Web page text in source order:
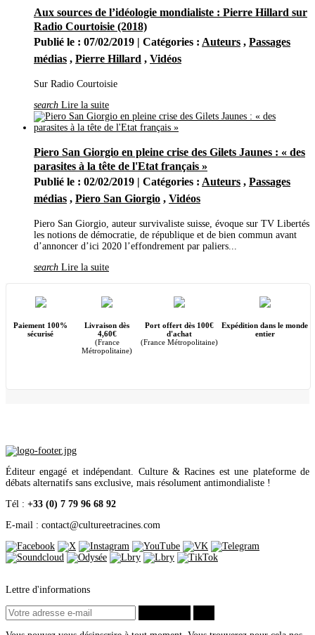
Janvier(37)
2021(401)
Décembre(46)
Novembre(42)
Octobre (31)
Août
(28)
Juillet(19)
Juin(35)
Mai(46)
Avril(40)
Mars(34)
Février
(20)
Janvier(23)
2020(209)
Décembre(21)
Novembre
(25)
Octobre(28)
Août(11)
Juillet(17)
Juin(19)
Avril(29)
Janvier(3)
Décembre(1)
Novembre
Octobre(4)
Janvier
Décembre(2)
Novembre(2)
Août(1)
Juin(2)
Mai(1)
Avril(2)
Janvier(1)
Décembre
Septembre
Août(1)
Juin(1)
Mai (1)
Aux sources de l’idéologie mondialiste : Pierre Hillard sur
Radio Courtoisie (2018)
Publié le : 07/02/2019 | Catégories : Auteurs , Passages
médias , Pierre Hillard , Vidéos
Sur Radio Courtoisie
search Lire la suite
Piero San Giorgio en pleine crise des Gilets Jaunes : « des
parasites à la tête de l'Etat français »
Publié le : 02/02/2019 | Catégories : Auteurs , Passages
médias , Piero San Giorgio , Vidéos
Piero San Giorgio, auteur survivaliste suisse, évoque sur TV Libertés
les notions de démocratie, de république et de bien commun avant
d’annoncer d’ici 2020 l’effondrement par paliers...
search Lire la suite
Paiement 100%
sécurisé
Livraison dès
4,60€
(France
Métropolitaine)
Port offert dès 100€
d'achat
(France Métropolitaine)
Expédition dans le monde
entier
Éditeur engagé et indépendant. Culture & Racines est une plateforme de
débats alternatifs sans exclusive, mais résolument antimondialiste !
Tél : +33 (0) 7 79 96 68 92
E-mail : contact@cultureetracines.com
Lettre d'informations